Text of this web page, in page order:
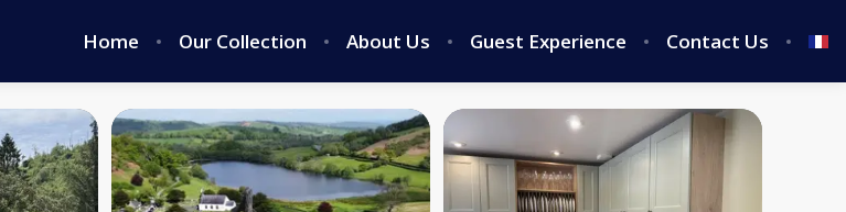
Home Our Collection About Us Guest Experience Contact Us